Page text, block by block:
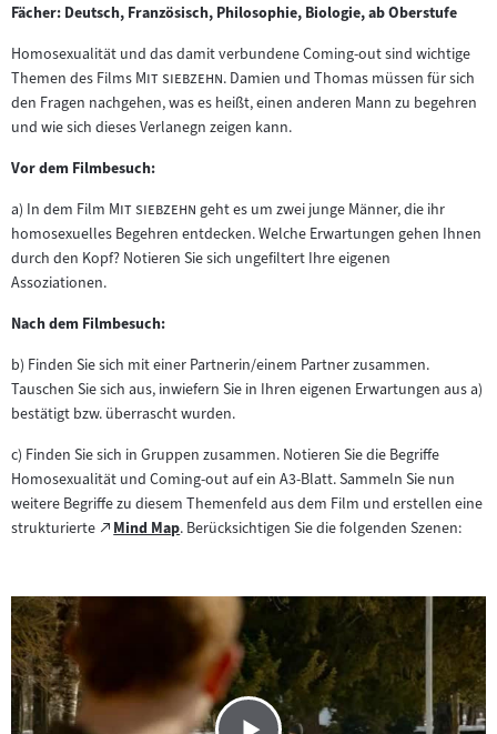
Fächer: Deutsch, Französisch, Philosophie, Biologie, ab Oberstufe
Homosexualität und das damit verbundene Coming-out sind wichtige
Themen des Films "Mit siebzehn". Damien und Thomas müssen für sich
den Fragen nachgehen, was es heißt, einen anderen Mann zu begehren
und wie sich dieses Verlanegn zeigen kann.
Vor dem Filmbesuch:
a) In dem Film "Mit siebzehn "geht es um zwei junge Männer, die ihr
homosexuelles Begehren entdecken. Welche Erwartungen gehen Ihnen
durch den Kopf? Notieren Sie sich ungefiltert Ihre eigenen
Assoziationen.
Nach dem Filmbesuch:
b) Finden Sie sich mit einer Partnerin/einem Partner zusammen.
Tauschen Sie sich aus, inwiefern Sie in Ihren eigenen Erwartungen aus a)
bestätigt bzw. überrascht wurden.
c) Finden Sie sich in Gruppen zusammen. Notieren Sie die Begriffe
Homosexualität und Coming-out auf ein A3-Blatt. Sammeln Sie nun
weitere Begriffe zu diesem Themenfeld aus dem Film und erstellen eine
strukturierte
Zum
Mind Map
(öffnet
. Berücksichtigen Sie die folgenden Szenen: